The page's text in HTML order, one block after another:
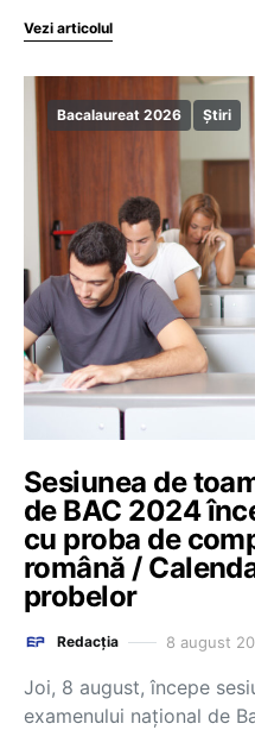
Vezi articolul
Bacalaureat 2026 Știri
Sesiunea de
de BAC 2024
cu proba de
română /
probelor
Redacția 8 august
Joi, 8 august, începe
examenului național de